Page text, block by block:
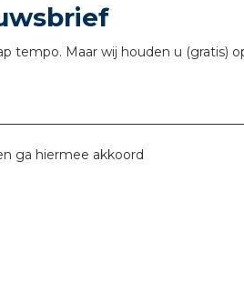
tempo. Maar wij houden u (gratis)
ga hiermee akkoord